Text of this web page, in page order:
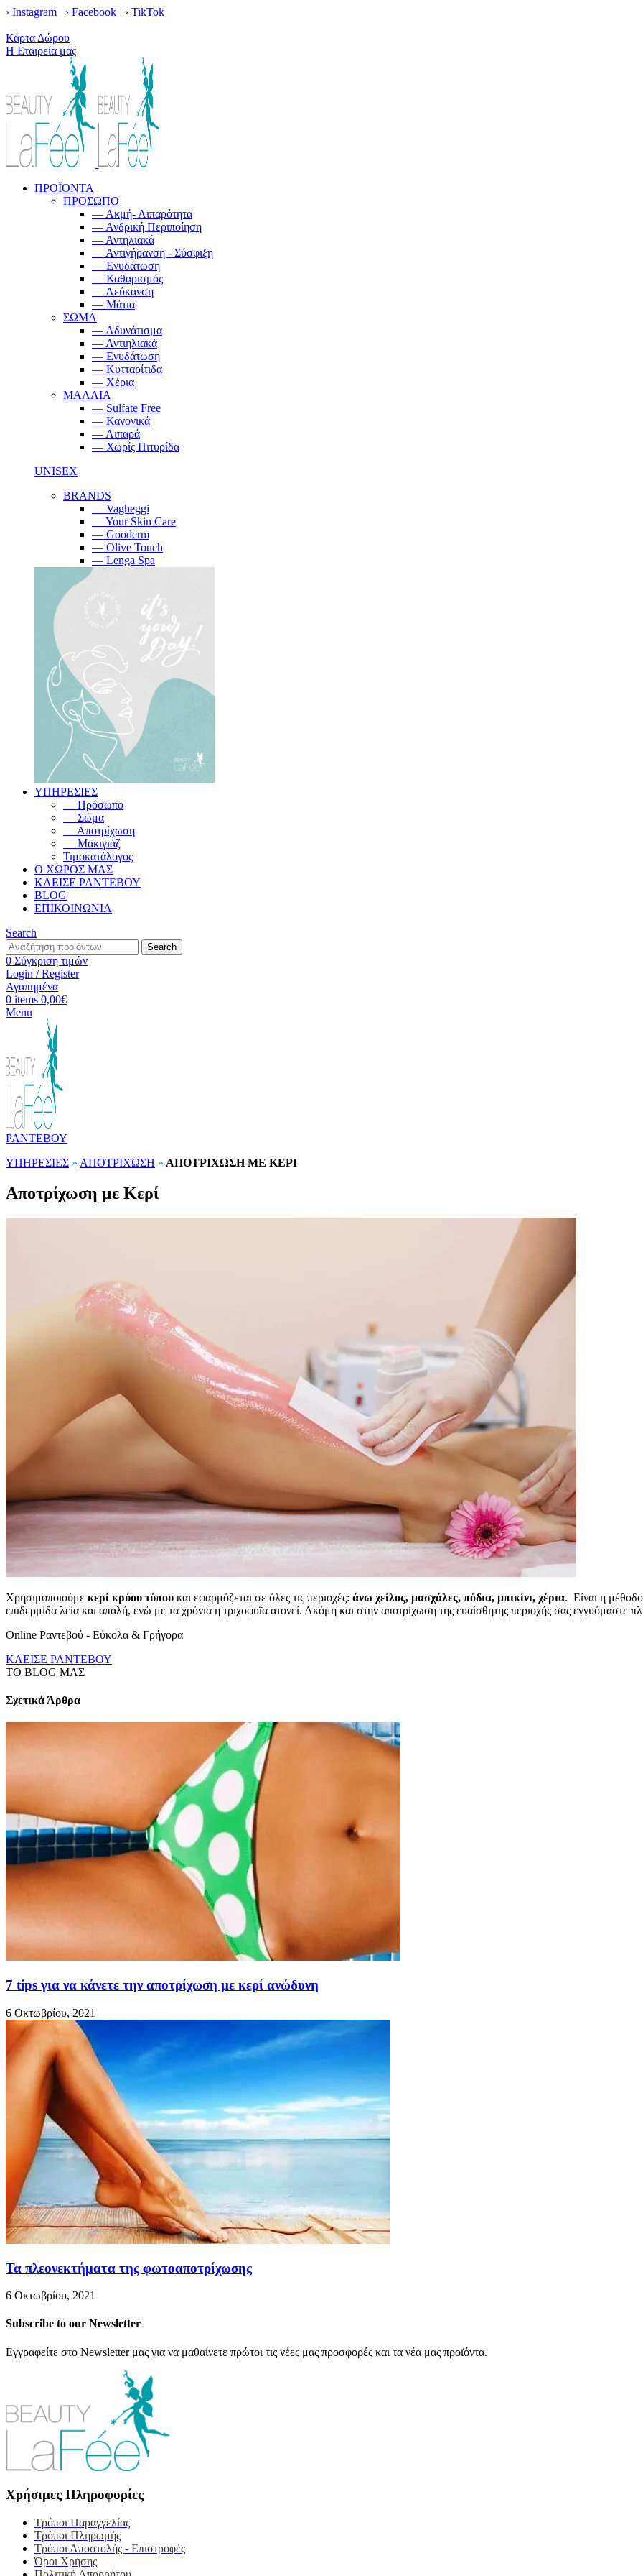
› Instagram › Facebook › TikTok
Κάρτα Δώρου
Η Εταιρεία μας
ΠΡΟΪΟΝΤΑ
ΠΡΟΣΩΠΟ
— Ακμή- Λιπαρότητα
— Ανδρική Περιποίηση
— Αντηλιακά
— Αντιγήρανση - Σύσφιξη
— Ενυδάτωση
— Καθαρισμός
— Λεύκανση
— Μάτια
ΣΩΜΑ
— Αδυνάτισμα
— Αντιηλιακά
— Ενυδάτωση
— Κυτταρίτιδα
— Χέρια
ΜΑΛΛΙΑ
— Sulfate Free
— Κανονικά
— Λιπαρά
— Χωρίς Πιτυρίδα
UNISEX
BRANDS
— Vagheggi
— Your Skin Care
— Gooderm
— Olive Touch
— Lenga Spa
ΥΠΗΡΕΣΙΕΣ
— Πρόσωπο
— Σώμα
— Αποτρίχωση
— Μακιγιάζ
Τιμοκατάλογος
Ο ΧΩΡΟΣ ΜΑΣ
ΚΛΕΙΣΕ ΡΑΝΤΕΒΟΥ
BLOG
ΕΠΙΚΟΙΝΩΝΙΑ
Search
Search
0 Σύγκριση τιμών
Login / Register
Αγαπημένα
0 items 0,00€
Menu
ΡΑΝΤΕΒΟΥ
ΥΠΗΡΕΣΙΕΣ » ΑΠΟΤΡΙΧΩΣΗ » ΑΠΟΤΡΙΧΩΣΗ ΜΕ ΚΕΡΙ
Αποτρίχωση με Κερί
Χρησιμοποιούμε κερί κρύου τύπου και εφαρμόζεται σε όλες τις περιοχές: άνω χείλος, μασχάλες, πόδια, μπικίνι, χέρια. Είναι η
επιδερμίδα λεία και απαλή, ενώ με τα χρόνια η τριχοφυΐα ατονεί. Ακόμη και στην αποτρίχωση της ευαίσθητης περιοχής σας
Online Ραντεβού - Εύκολα & Γρήγορα
ΚΛΕΙΣΕ ΡΑΝΤΕΒΟΥ
TO BLOG ΜΑΣ
Σχετικά Άρθρα
7 tips για να κάνετε την αποτρίχωση με κερί ανώδυνη
6 Οκτωβρίου, 2021
Τα πλεονεκτήματα της φωτοαποτρίχωσης
6 Οκτωβρίου, 2021
Subscribe to our Newsletter
Εγγραφείτε στο Newsletter μας για να μαθαίνετε πρώτοι τις νέες μας προσφορές και τα νέα μας προϊόντα.
Χρήσιμες Πληροφορίες
Τρόποι Παραγγελίας
Τρόποι Πληρωμής
Τρόποι Αποστολής - Επιστροφές
Όροι Χρήσης